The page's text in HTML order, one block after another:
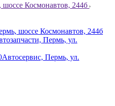
Космонавтов, 244б
шоссе Космонавтов, 244б
Пермь, ул.
Автосервис, Пермь, ул.